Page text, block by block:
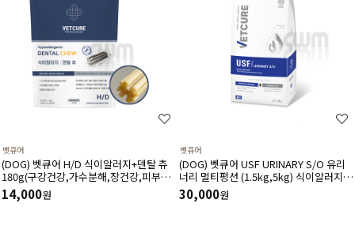
벳큐어
(DOG) 벳큐어 H/D 식이알러지+덴탈 츄
180g(구강건강,가수분해,장건강,피부건
강에 도움)
14,000원
벳큐어
(DOG) 벳큐어 USF URINARY S/O 유리
너리 멀티펑션 (1.5kg,5kg) 식이알러지
결석관리 가수분해 면역건강 피부관리 피
모관리에 도움
30,000원